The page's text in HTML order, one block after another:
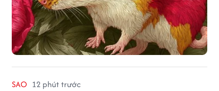
SAO 12 phút trước